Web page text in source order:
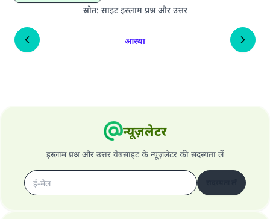
स्रोत: साइट इस्लाम प्रश्न और उत्तर
आस्था
न्यूज़लेटर
इस्लाम प्रश्न और उत्तर वेबसाइट के न्यूज़लेटर की सदस्यता लें